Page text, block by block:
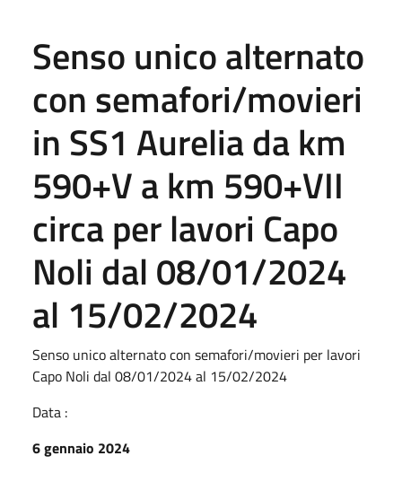
Senso unico alternato
con semafori/movieri
in SS1 Aurelia da km
590+V a km 590+VII
circa per lavori Capo
Noli dal 08/01/2024
al 15/02/2024
Senso unico alternato con semafori/movieri per lavori
Capo Noli dal 08/01/2024 al 15/02/2024
Data :
6 gennaio 2024